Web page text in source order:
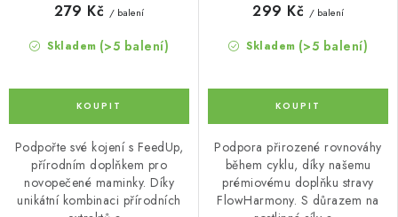
Skladem (>5 balení)
279 Kč / balení
Podpořte své kojení s FeedUp,
přírodním doplňkem pro
novopečené maminky. Díky
unikátní kombinaci přírodních
Skladem (>5 balení)
299 Kč / balení
Podpora přirozené rovnováhy
během cyklu, díky našemu
prémiovému doplňku stravy
FlowHarmony. S důrazem na